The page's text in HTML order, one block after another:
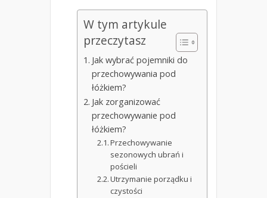
W tym artykule
przeczytasz
Jak wybrać pojemniki do
przechowywania pod
łóżkiem?
Jak zorganizować
przechowywanie pod
łóżkiem?
Przechowywanie
sezonowych ubrań i
pościeli
Utrzymanie porządku i
czystości